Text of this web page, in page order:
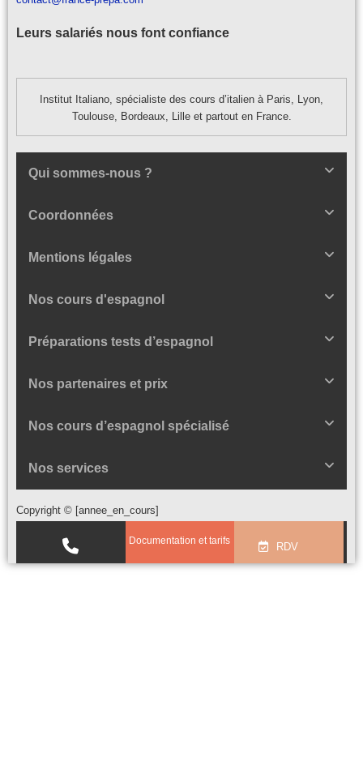
Leurs salariés nous font confiance
Institut Italiano, spécialiste des cours d’italien à Paris, Lyon,
Toulouse, Bordeaux, Lille et partout en France.
Qui sommes-nous ?
Coordonnées
Mentions légales
Nos cours d'espagnol
Préparations tests d’espagnol
Nos partenaires et prix
Nos cours d’espagnol spécialisé
Nos services
Copyright © [annee_en_cours]
Documentation et tarifs RDV